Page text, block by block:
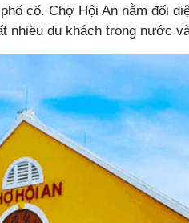
cổ. Chợ Hội An nằm đối
nhiều du khách trong nước